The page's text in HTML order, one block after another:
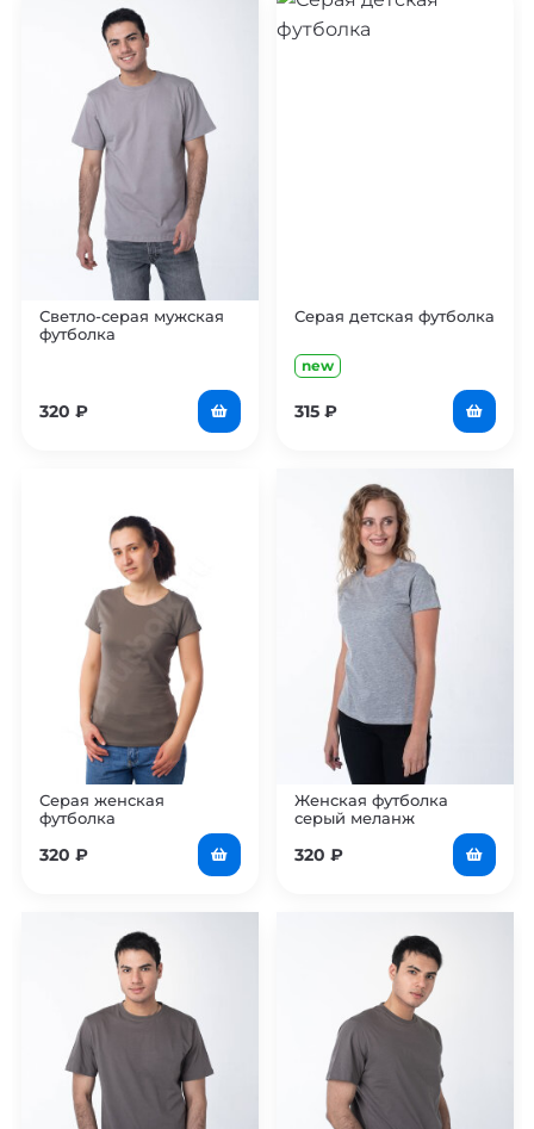
Светло-серая мужская
футболка
320 ₽
Серая детская футболка
new
315 ₽
Серая женская
футболка
320 ₽
Женская футболка
серый меланж
320 ₽